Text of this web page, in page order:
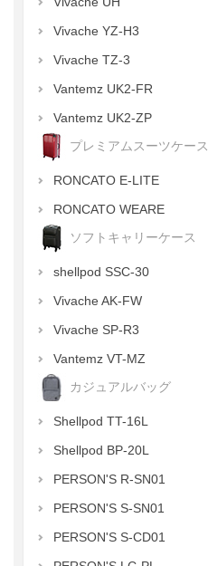
Vivache YZ-H3
Vivache TZ-3
Vantemz UK2-FR
Vantemz UK2-ZP
プレミアムスーツケース
RONCATO E-LITE
RONCATO WEARE
ソフトキャリーケース
shellpod SSC-30
Vivache AK-FW
Vivache SP-R3
Vantemz VT-MZ
カジュアルバッグ
Shellpod TT-16L
Shellpod BP-20L
PERSON'S R-SN01
PERSON'S S-SN01
PERSON'S S-CD01